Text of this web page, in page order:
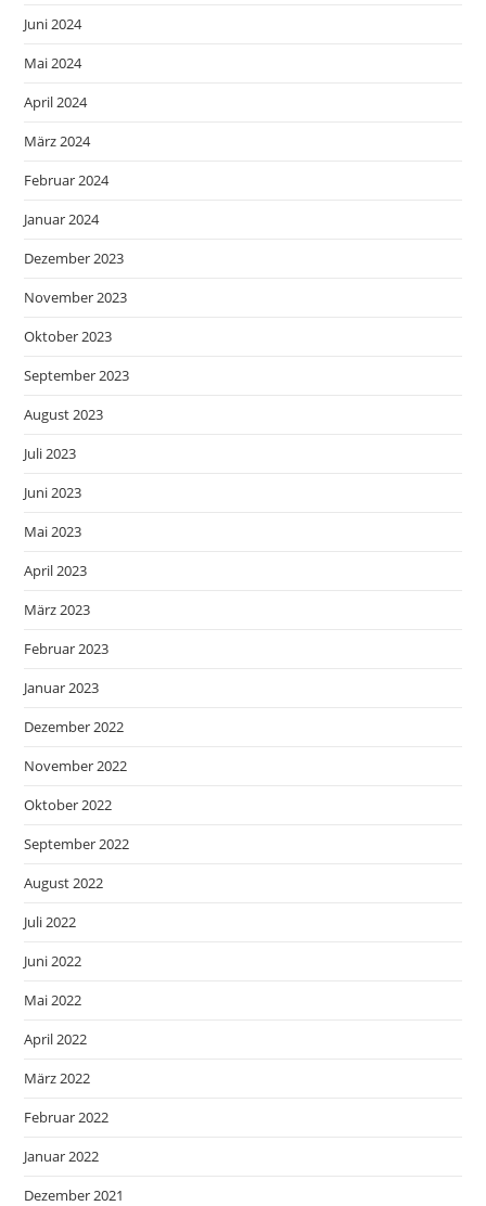
Juni 2024
Mai 2024
April 2024
März 2024
Februar 2024
Januar 2024
Dezember 2023
November 2023
Oktober 2023
September 2023
August 2023
Juli 2023
Juni 2023
Mai 2023
April 2023
März 2023
Februar 2023
Januar 2023
Dezember 2022
November 2022
Oktober 2022
September 2022
August 2022
Juli 2022
Juni 2022
Mai 2022
April 2022
März 2022
Februar 2022
Januar 2022
Dezember 2021